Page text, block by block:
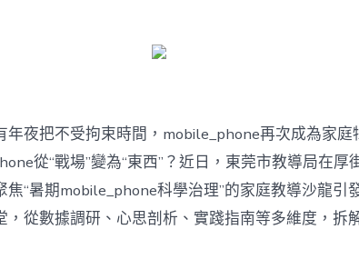
暑
期
難
題？
讓
mobilJIUYI
俱
意
年夜把不受拘束時間，mobile_phone再次成為家庭
從“戰場”變為“東西”？近日，東莞市教導局在厚
焦“暑期mobile_phone科學治理”的家庭教導沙龍引
，從數據調研、心思剖析、實踐指南等多維度，拆